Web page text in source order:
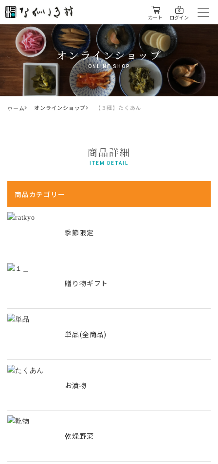
カート ログイン
オンラインショップ
ONLINE SHOP
ホーム オンラインショップ 【３種】たくあん
商品詳細
ITEM DETAIL
商品カテゴリー
季節限定
贈り物ギフト
単品(全商品)
お漬物
乾燥野菜